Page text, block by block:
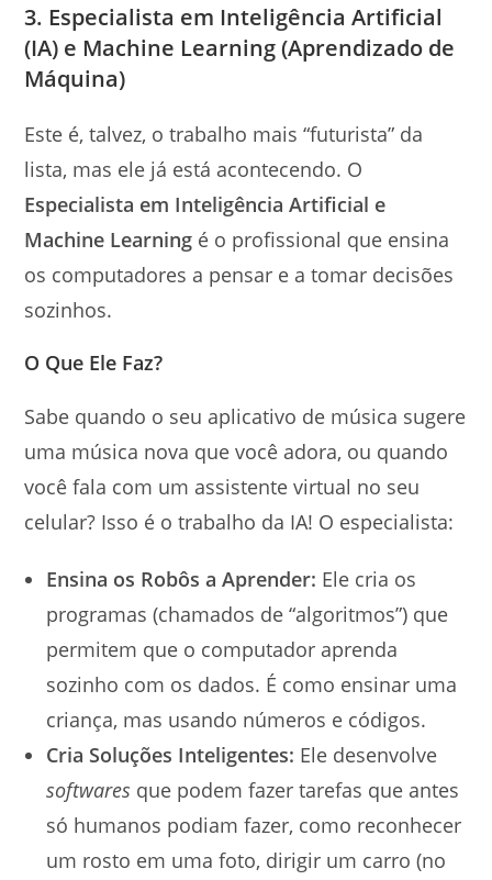
3. Especialista em Inteligência Artificial
(IA) e Machine Learning (Aprendizado de
Máquina)
Este é, talvez, o trabalho mais “futurista” da
lista, mas ele já está acontecendo. O
Especialista em Inteligência Artificial e
Machine Learning é o profissional que ensina
os computadores a pensar e a tomar decisões
sozinhos.
O Que Ele Faz?
Sabe quando o seu aplicativo de música sugere
uma música nova que você adora, ou quando
você fala com um assistente virtual no seu
celular? Isso é o trabalho da IA! O especialista:
Ensina os Robôs a Aprender: Ele cria os
programas (chamados de “algoritmos”) que
permitem que o computador aprenda
sozinho com os dados. É como ensinar uma
criança, mas usando números e códigos.
Cria Soluções Inteligentes: Ele desenvolve
softwares que podem fazer tarefas que antes
só humanos podiam fazer, como reconhecer
um rosto em uma foto, dirigir um carro (no